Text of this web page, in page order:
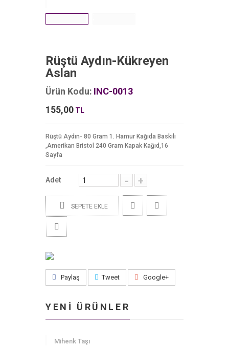
Rüştü Aydın-Kükreyen
Aslan
Ürün Kodu: INC-0013
155,00 TL
Rüştü Aydın- 80 Gram 1. Hamur Kağıda Baskılı
,Amerikan Bristol 240 Gram Kapak Kağıd,16
Sayfa
Adet - +
SEPETE EKLE
Paylaş Tweet Google+
YENİ ÜRÜNLER
Mihenk Taşı